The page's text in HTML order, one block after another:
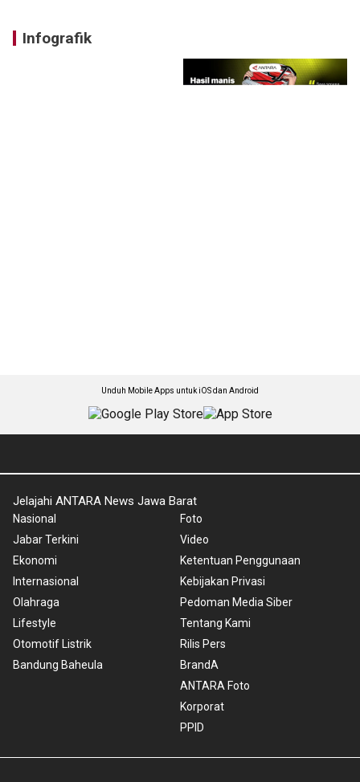
Infografik
Unduh Mobile Apps untuk iOS dan Android
Jelajahi ANTARA News Jawa Barat
Nasional
Jabar Terkini
Ekonomi
Internasional
Olahraga
Lifestyle
Otomotif Listrik
Bandung Baheula
Foto
Video
Ketentuan Penggunaan
Kebijakan Privasi
Pedoman Media Siber
Tentang Kami
Rilis Pers
BrandA
ANTARA Foto
Korporat
PPID